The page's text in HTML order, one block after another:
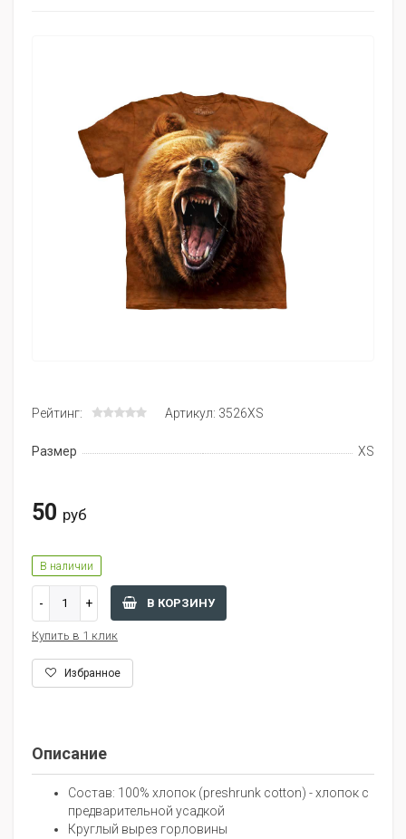
Рейтинг: Артикул: 3526XS
Размер XS
50 руб
В наличии
В КОРЗИНУ
Купить в 1 клик
Избранное
Описание
Состав: 100% хлопок (preshrunk cotton) - хлопок с
предварительной усадкой
Круглый вырез горловины